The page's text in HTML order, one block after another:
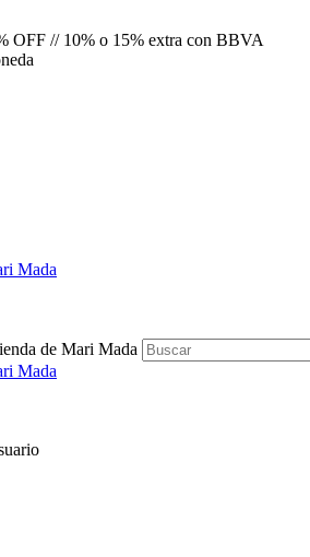
OFF // 10% o 15% extra con BBVA